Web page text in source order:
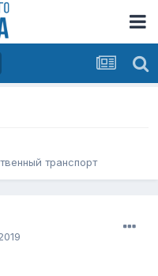
транспорт